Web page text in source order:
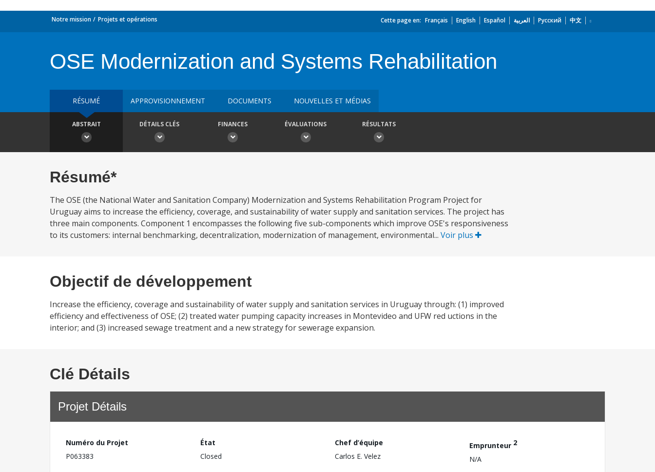
Notre mission Projets et opérations Cette page en: Français English Español العربية Русский 中文
OSE Modernization and Systems Rehabilitation
RÉSUMÉ APPROVISIONNEMENT DOCUMENTS NOUVELLES ET MÉDIAS
ABSTRAIT DÉTAILS CLÉS FINANCES ÉVALUATIONS RÉSULTATS
Résumé*
The OSE (the National Water and Sanitation Company) Modernization and Systems Rehabilitation Program Project for
Uruguay aims to increase the efficiency, coverage, and sustainability of water supply and sanitation services. The project has
three main components. Component 1 encompasses the following five sub-components which improve OSE's responsiveness
to its customers: internal benchmarking, decentralization, modernization of management, environmental... Voir plus
Objectif de développement
Increase the efficiency, coverage and sustainability of water supply and sanitation services in Uruguay through: (1) improved
efficiency and effectiveness of OSE; (2) treated water pumping capacity increases in Montevideo and UFW red uctions in the
interior; and (3) increased sewage treatment and a new strategy for sewerage expansion.
Clé Détails
Projet Détails
Numéro du Projet
P063383
État
Closed
Chef d’équipe
Carlos E. Velez
Emprunteur 2
N/A